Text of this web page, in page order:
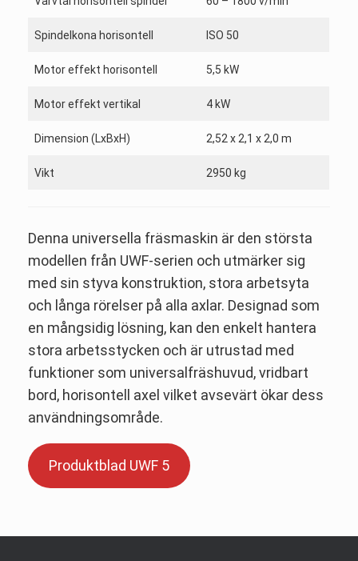
Spindelkona horisontell ISO 50
Motor effekt horisontell 5,5 kW
Motor effekt vertikal 4 kW
Dimension (LxBxH) 2,52 x 2,1 x 2,0 m
Vikt 2950 kg
Denna universella fräsmaskin är den största
modellen från UWF-serien och utmärker sig
med sin styva konstruktion, stora arbetsyta
och långa rörelser på alla axlar. Designad som
en mångsidig lösning, kan den enkelt hantera
stora arbetsstycken och är utrustad med
funktioner som universalfräshuvud, vridbart
bord, horisontell axel vilket avsevärt ökar dess
användningsområde.
Produktblad UWF 5